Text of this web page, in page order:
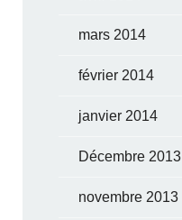
mars 2014
février 2014
janvier 2014
Décembre 2013
novembre 2013